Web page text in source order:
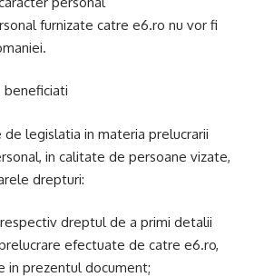
furnizate catre e6.ro nu vor fi
beneficiati
legislatia in materia prelucrarii
in calitate de persoane vizate,
drepturi:
dreptul de a primi detalii
efectuate de catre e6.ro,
in prezentul document;